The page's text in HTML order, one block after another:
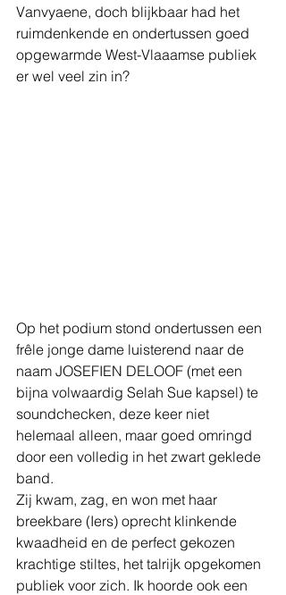
Vanvyaene, doch blijkbaar had het
ruimdenkende en ondertussen goed
opgewarmde West-Vlaaamse publiek
er wel veel zin in?
Op het podium stond ondertussen een
frêle jonge dame luisterend naar de
naam JOSEFIEN DELOOF (met een
bijna volwaardig Selah Sue kapsel) te
soundchecken, deze keer niet
helemaal alleen, maar goed omringd
door een volledig in het zwart geklede
band.
Zij kwam, zag, en won met haar
breekbare (Iers) oprecht klinkende
kwaadheid en de perfect gekozen
krachtige stiltes, het talrijk opgekomen
publiek voor zich. Ik hoorde ook een